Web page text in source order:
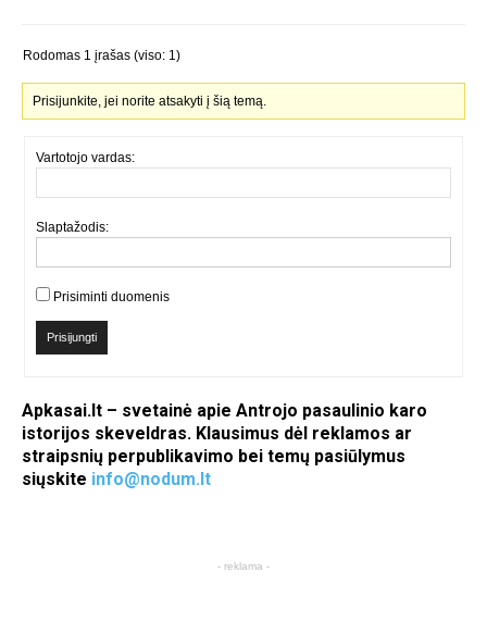
Rodomas 1 įrašas (viso: 1)
Prisijunkite, jei norite atsakyti į šią temą.
Vartotojo vardas:
Slaptažodis:
Prisiminti duomenis
Prisijungti
Apkasai.lt – svetainė apie Antrojo pasaulinio karo
istorijos skeveldras. Klausimus dėl reklamos ar
straipsnių perpublikavimo bei temų pasiūlymus
siųskite info@nodum.lt
- reklama -